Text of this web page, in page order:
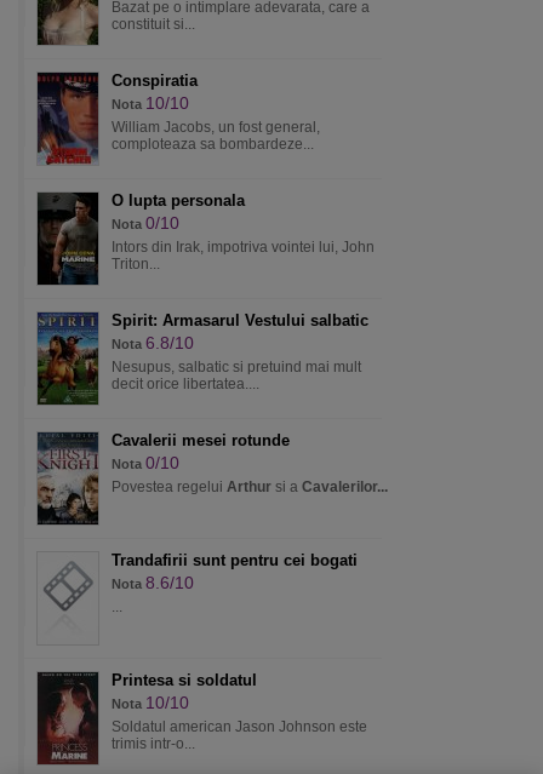
Bazat pe o intimplare adevarata, care a
constituit si...
Conspiratia
Nota 10/10
William Jacobs, un fost general,
comploteaza sa bombardeze...
O lupta personala
Nota 0/10
Intors din Irak, impotriva vointei lui, John
Triton...
Spirit: Armasarul Vestului salbatic
Nota 6.8/10
Nesupus, salbatic si pretuind mai mult
decit orice libertatea....
Cavalerii mesei rotunde
Nota 0/10
Povestea regelui Arthur si a Cavalerilor...
Trandafirii sunt pentru cei bogati
Nota 8.6/10
...
Printesa si soldatul
Nota 10/10
Soldatul american Jason Johnson este
trimis intr-o...